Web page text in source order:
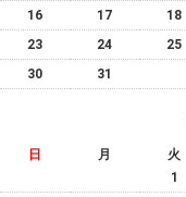
16
17 18
23
24 25
30
31
日 月 火
1